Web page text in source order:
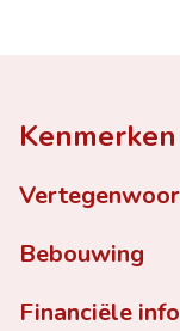
Kenmerken
Bebouwing
Financiële info